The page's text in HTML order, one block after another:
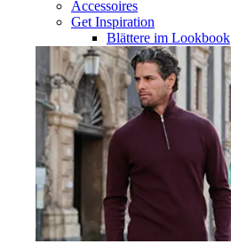
Accessoires
Get Inspiration
Blättere im Lookbook